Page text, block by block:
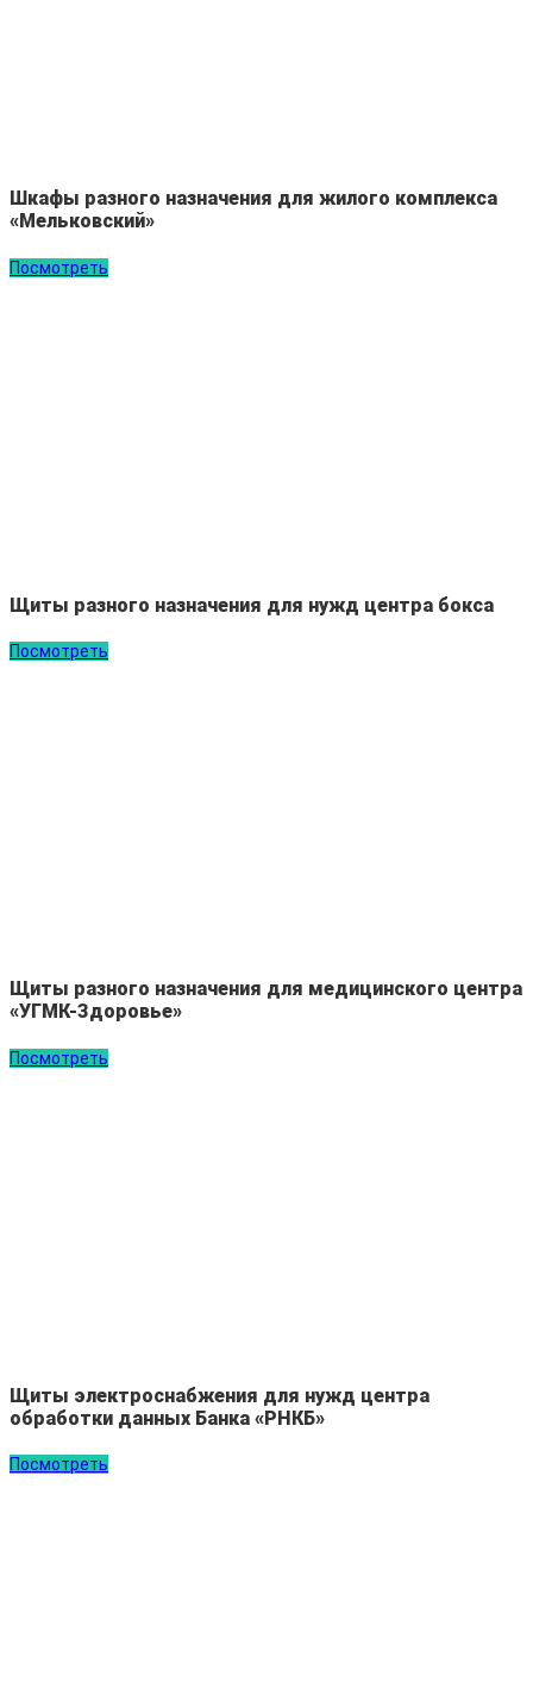
Шкафы разного назначения для жилого комплекса
«Мельковский»
Посмотреть
Щиты разного назначения для нужд центра бокса
Посмотреть
Щиты разного назначения для медицинского центра
«УГМК-Здоровье»
Посмотреть
Щиты электроснабжения для нужд центра
обработки данных Банка «РНКБ»
Посмотреть